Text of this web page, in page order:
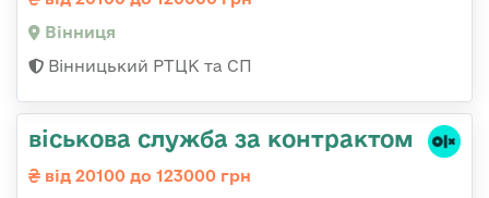
Вінниця
Вінницький РТЦК та СП
віськова служба за контрактом
від 20100 до 123000 грн